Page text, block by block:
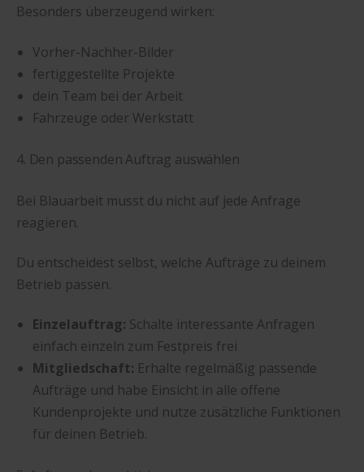
Besonders überzeugend wirken:
Vorher-Nachher-Bilder
fertiggestellte Projekte
dein Team bei der Arbeit
Fahrzeuge oder Werkstatt
4. Den passenden Auftrag auswählen
Bei Blauarbeit musst du nicht auf jede Anfrage
reagieren.
Du entscheidest selbst, welche Aufträge zu deinem
Betrieb passen.
Einzelauftrag: Schalte interessante Anfragen
einfach einzeln zum Festpreis frei
Mitgliedschaft: Erhalte regelmäßig passende
Aufträge und habe Einsicht in alle offene
Kundenprojekte und nutze zusätzliche Funktionen
für deinen Betrieb.